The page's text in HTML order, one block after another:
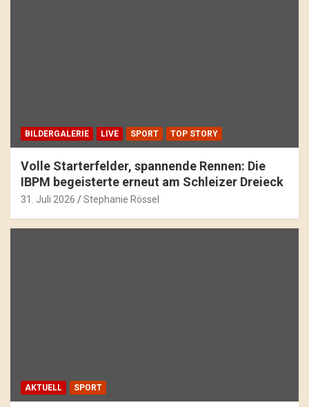
BILDERGALERIE LIVE SPORT TOP STORY
Volle Starterfelder, spannende Rennen: Die
IBPM begeisterte erneut am Schleizer Dreieck
31. Juli 2026 Stephanie Rössel
AKTUELL SPORT